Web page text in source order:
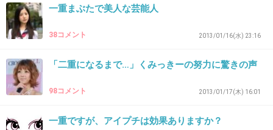
34. 匿名2012/11/24(土) 00:34:58
腫れぼったい一重だけど、
二重になる。
一重まぶたで美人な芸能人
38コメント 2013/01/16(水) 23:16
「二重になるまで…」くみっきーの努力に驚きの声
98コメント 2013/01/17(木) 16:01
一重ですが、アイプチは効果ありますか？